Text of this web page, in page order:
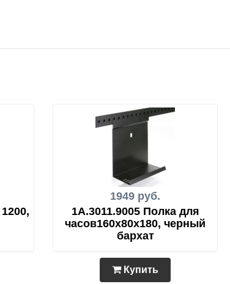
1949 руб.
1A.3011.9005 Полка для
часов160х80х180, черный
бархат
Купить